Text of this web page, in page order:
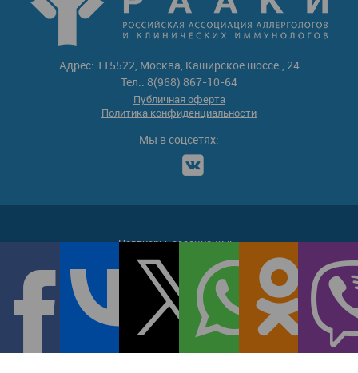
Адрес: 115522, Москва, Каширское шоссе., 24
Тел.: 8(968) 867-10-64
Публичная оферта
Политика конфиденциальности
Мы в соцсетях:
Партнёры-ассоциации: